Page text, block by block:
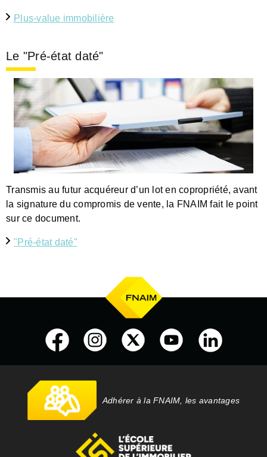
Plus-value immobilière
Le "Pré-état daté"
Transmis au futur acquéreur d’un lot en copropriété, avant
la signature du compromis de vente, la FNAIM fait le point
sur ce document.
"Pré-état daté"
Adhérer à la FNAIM, les avantages